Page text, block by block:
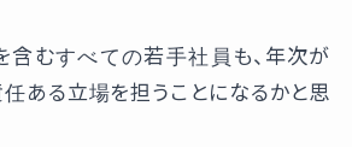
含むすべての若手社員も、年次が
任ある立場を担うことになるかと思